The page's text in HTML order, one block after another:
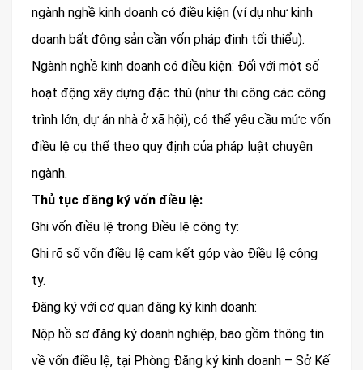
ngành nghề kinh doanh có điều kiện (ví dụ như kinh
doanh bất động sản cần vốn pháp định tối thiểu).
Ngành nghề kinh doanh có điều kiện: Đối với một số
hoạt động xây dựng đặc thù (như thi công các công
trình lớn, dự án nhà ở xã hội), có thể yêu cầu mức vốn
điều lệ cụ thể theo quy định của pháp luật chuyên
ngành.
Thủ tục đăng ký vốn điều lệ:
Ghi vốn điều lệ trong Điều lệ công ty:
Ghi rõ số vốn điều lệ cam kết góp vào Điều lệ công
ty.
Đăng ký với cơ quan đăng ký kinh doanh:
Nộp hồ sơ đăng ký doanh nghiệp, bao gồm thông tin
về vốn điều lệ, tại Phòng Đăng ký kinh doanh – Sở Kế